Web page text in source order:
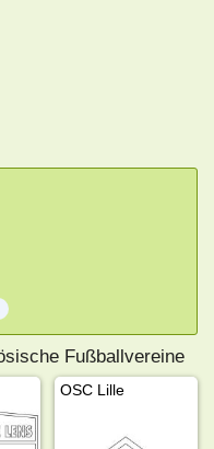
Fußballvereine
OSC Lille